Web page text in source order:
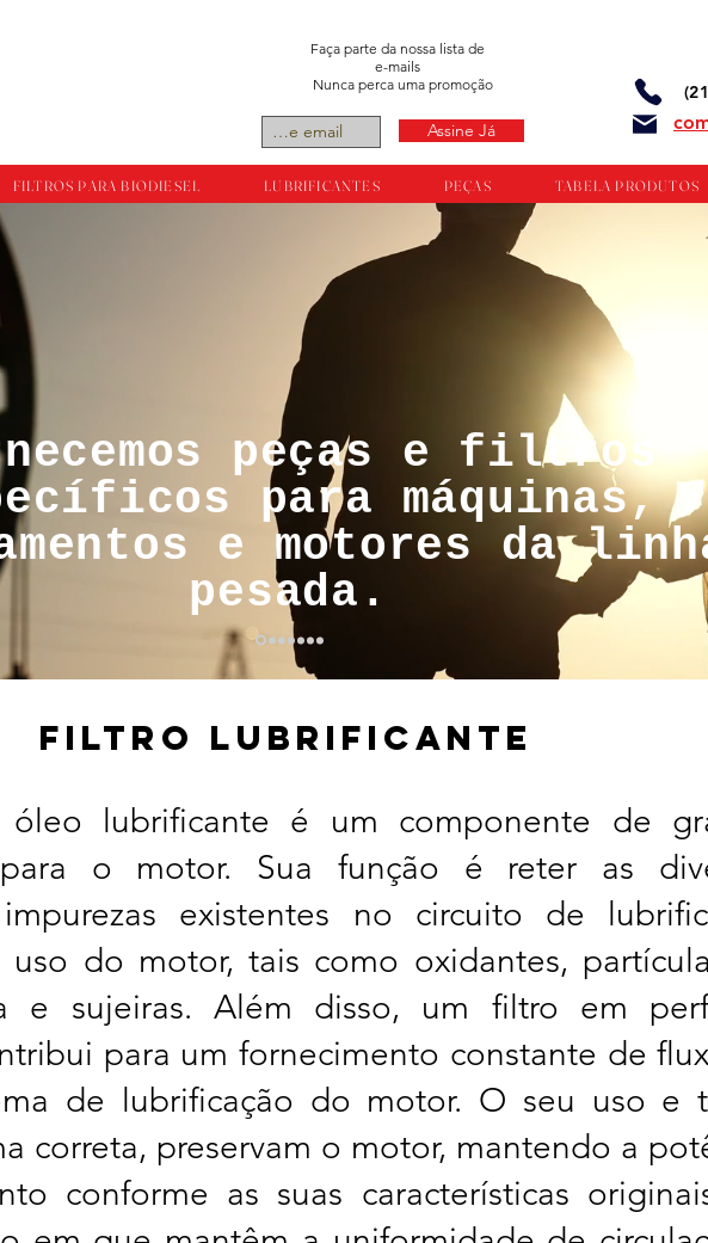
Faça parte da nossa lista de
e-mails
Nunca perca uma promoção
Assine Já
FILTROS PARA BIODIESEL LUBRIFICANTES PEÇAS TABELA PRODUTOS
reservador a
peças e filtros
para máquinas,
e motores da
pesada.
FILTRO LUBRIFICANTE
lubrificante é um componente de
o motor. Sua função é reter as
existentes no circuito de
uso do motor, tais como oxidantes,
e sujeiras. Além disso, um filtro em
para um fornecimento constante de
de lubrificação do motor. O seu uso e
correta, preservam o motor, mantendo a
conforme as suas características